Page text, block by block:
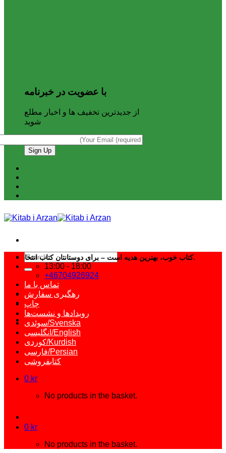
با عضویت در خبرنامه
از جدیدترین تخفیف ها و اخبار مطلع
شوید
کتاب خوب، بهترین هدیه است – برای دوستانتان کتاب انتخاب کنید.
13:00 - 18:00
+46704926924
Search
for:
تماس با ما
رهگیری سفارش
چاپ
رویدادها و نشست‌ها
سوئدی/Svenska
انگلیسی/English
کوردی/Kurdish
فارسی/Persian
کتابفروشی
0 kr
No products in the basket.
0 kr
No products in the basket.